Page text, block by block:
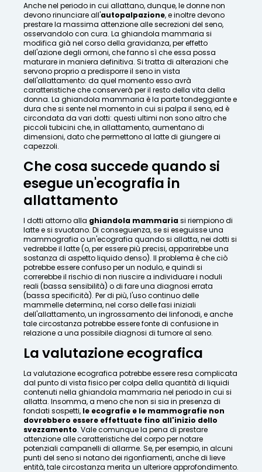
Anche nel periodo in cui allattano, dunque, le donne non
devono rinunciare all'autopalpazione, e inoltre devono
prestare la massima attenzione alle secrezioni del seno,
osservandolo con cura. La ghiandola mammaria si
modifica già nel corso della gravidanza, per effetto
dell'azione degli ormoni, che fanno sì che essa possa
maturare in maniera definitiva. Si tratta di alterazioni che
servono proprio a predisporre il seno in vista
dell'allattamento: da quel momento esso avrà
caratteristiche che conserverà per il resto della vita della
donna. La ghiandola mammaria è la parte tondeggiante e
dura che si sente nel momento in cui si palpa il seno, ed è
circondata da vari dotti: questi ultimi non sono altro che
piccoli tubicini che, in allattamento, aumentano di
dimensioni, dato che permettono al latte di giungere ai
capezzoli.
Che cosa succede quando si
esegue un'ecografia in
allattamento
I dotti attorno alla ghiandola mammariasi riempiono di
latte e si svuotano. Di conseguenza, se si eseguisse una
mammografia o un'ecografia quando si allatta, nei dotti si
vedrebbe il latte (o, per essere più precisi, apparirebbe una
sostanza di aspetto liquido denso). Il problema è che ciò
potrebbe essere confuso per un nodulo, e quindi si
correrebbe il rischio di non riuscire a individuare i noduli
reali (bassa sensibilità) o di fare una diagnosi errata
(bassa specificità). Per di più, l'uso continuo delle
mammelle determina, nel corso delle fasi iniziali
dell'allattamento, un ingrossamento dei linfonodi, e anche
tale circostanza potrebbe essere fonte di confusione in
relazione a una possibile diagnosi di tumore al seno.
La valutazione ecografica
La valutazione ecografica potrebbe essere resa complicata
dal punto di vista fisico per colpa della quantità di liquidi
contenuti nella ghiandola mammaria nel periodo in cui si
allatta. Insomma, a meno che non si sia in presenza di
fondati sospetti, le ecografie e le mammografie non
dovrebbero essere effettuate fino all'inizio dello
svezzamento. Vale comunque la pena di prestare
attenzione alle caratteristiche del corpo per notare
potenziali campanelli di allarme. Se, per esempio, in alcuni
punti del seno si notano dei rigonfiamenti, anche di lieve
entità, tale circostanza merita un ulteriore approfondimento.